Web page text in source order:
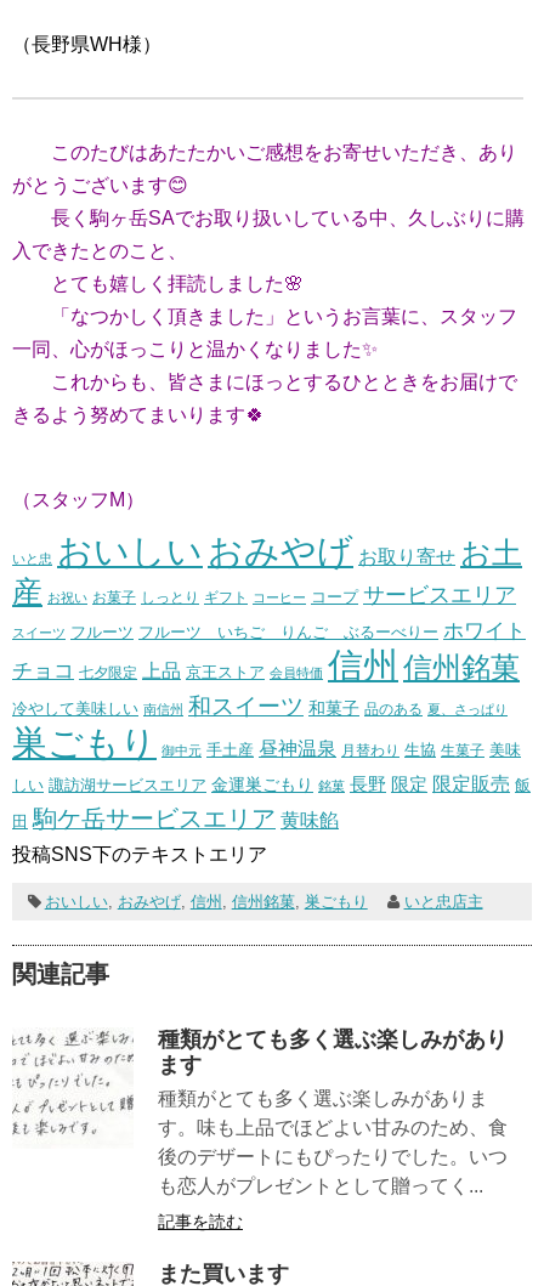
（長野県WH様）
このたびはあたたかいご感想をお寄せいただき、あり
がとうございます😊
長く駒ヶ岳SAでお取り扱いしている中、久しぶりに購
入できたとのこと、
とても嬉しく拝読しました🌸
「なつかしく頂きました」というお言葉に、スタッフ
一同、心がほっこりと温かくなりました✨
これからも、皆さまにほっとするひとときをお届けで
きるよう努めてまいります🍀
（スタッフM）
いと忠 おいしい おみやげ お取り寄せ お土
産 お祝い お菓子 しっとり ギフト コーヒー コープ サービスエリア
スイーツ フルーツ フルーツ いちご りんご ぶるーべりー ホワイト
チョコ 七夕限定 上品 京王ストア 会員特価 信州 信州銘菓
冷やして美味しい 南信州 和スイーツ 和菓子 品のある 夏、さっぱり
巣ごもり 御中元 手土産 昼神温泉 月替わり 生協 生菓子 美味
しい 諏訪湖サービスエリア 金運巣ごもり 銘菓 長野 限定 限定販売 飯
田 駒ケ岳サービスエリア 黄味餡
投稿SNS下のテキストエリア
おいしい, おみやげ, 信州 信州銘菓, 巣ごもり いと忠店主
関連記事
種類がとても多く選ぶ楽しみがあり
ます
種類がとても多く選ぶ楽しみがありま
す。味も上品でほどよい甘みのため、食
後のデザートにもぴったりでした。いつ
も恋人がプレゼントとして贈ってく...
記事を読む
また買います